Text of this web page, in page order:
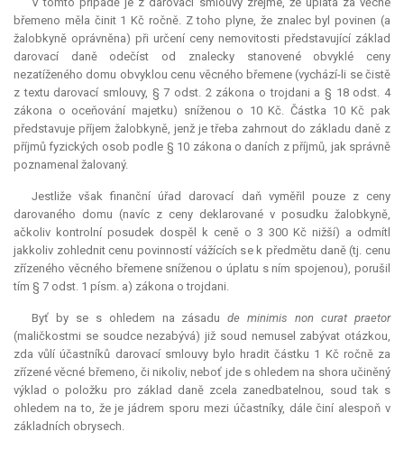
břemeno měla činit 1 Kč ročně. Z toho plyne, že znalec byl povinen (a
žalobkyně oprávněna) při určení ceny nemovitosti představující základ
darovací daně odečíst od znalecky stanovené obvyklé ceny
nezatíženého domu obvyklou cenu věcného břemene (vychází-li se čistě
z textu darovací smlouvy, § 7 odst. 2 zákona o trojdani a § 18 odst. 4
zákona o oceňování majetku) sníženou o 10 Kč. Částka 10 Kč pak
představuje příjem žalobkyně, jenž je třeba zahrnout do základu daně z
příjmů fyzických osob podle § 10 zákona o daních z příjmů, jak správně
poznamenal žalovaný.
Jestliže však finanční úřad darovací daň vyměřil pouze z ceny
darovaného domu (navíc z ceny deklarované v posudku žalobkyně,
ačkoliv kontrolní posudek dospěl k ceně o 3 300 Kč nižší) a odmítl
jakkoliv zohlednit cenu povinností vážících se k předmětu daně (tj. cenu
zřízeného věcného břemene sníženou o úplatu s ním spojenou), porušil
tím § 7 odst. 1 písm. a) zákona o trojdani.
Byť by se s ohledem na zásadude minimisnon curat praetor
(maličkostmi se soudce nezabývá) již soud nemusel zabývat otázkou,
zda vůlí účastníků darovací smlouvy bylo hradit částku 1 Kč ročně za
zřízené věcné břemeno, či nikoliv, neboť jde s ohledem na shora učiněný
výklad o položku pro základ daně zcela zanedbatelnou, soud tak s
ohledem na to, že je jádrem sporu mezi účastníky, dále činí alespoň v
základních obrysech.